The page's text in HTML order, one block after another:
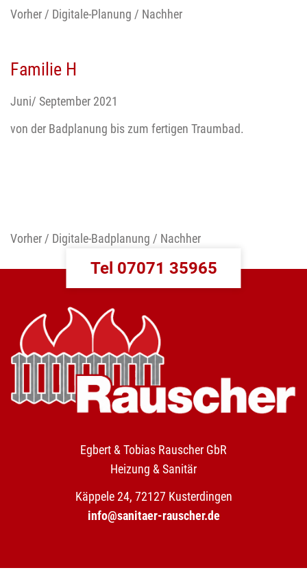
Vorher / Digitale-Planung / Nachher
Familie H
Juni/ September 2021
von der Badplanung bis zum fertigen Traumbad.
Vorher / Digitale-Badplanung / Nachher
Tel 07071 35965
Egbert & Tobias Rauscher GbR
Heizung & Sanitär
Käppele 24, 72127 Kusterdingen
info@sanitaer-rauscher.de